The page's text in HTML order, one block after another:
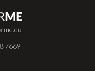
7669